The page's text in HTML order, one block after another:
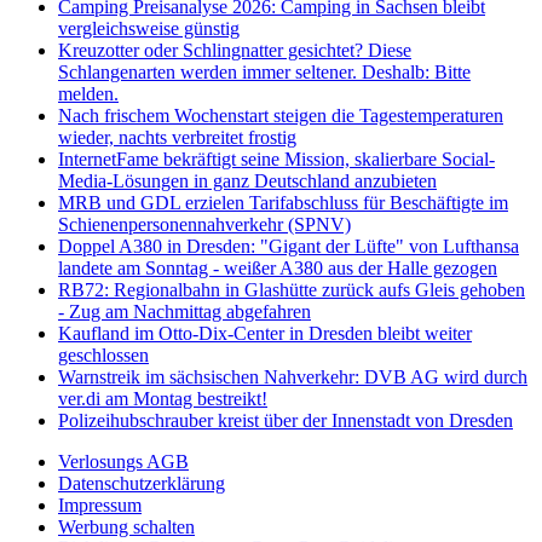
Camping Preisanalyse 2026: Camping in Sachsen bleibt
vergleichsweise günstig
Kreuzotter oder Schlingnatter gesichtet? Diese
Schlangenarten werden immer seltener. Deshalb: Bitte
melden.
Nach frischem Wochenstart steigen die Tagestemperaturen
wieder, nachts verbreitet frostig
InternetFame bekräftigt seine Mission, skalierbare Social-
Media-Lösungen in ganz Deutschland anzubieten
MRB und GDL erzielen Tarifabschluss für Beschäftigte im
Schienenpersonennahverkehr (SPNV)
Doppel A380 in Dresden: "Gigant der Lüfte" von Lufthansa
landete am Sonntag - weißer A380 aus der Halle gezogen
RB72: Regionalbahn in Glashütte zurück aufs Gleis gehoben
- Zug am Nachmittag abgefahren
Kaufland im Otto-Dix-Center in Dresden bleibt weiter
geschlossen
Warnstreik im sächsischen Nahverkehr: DVB AG wird durch
ver.di am Montag bestreikt!
Polizeihubschrauber kreist über der Innenstadt von Dresden
Verlosungs AGB
Datenschutzerklärung
Impressum
Werbung schalten